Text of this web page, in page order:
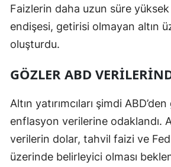
Faizlerin daha uzun süre
endişesi, getirisi olmayan altın
oluşturdu.
GÖZLER ABD
Altın yatırımcıları şimdi
enflasyon verilerine odaklandı.
verilerin dolar, tahvil faizi ve
üzerinde belirleyici olması